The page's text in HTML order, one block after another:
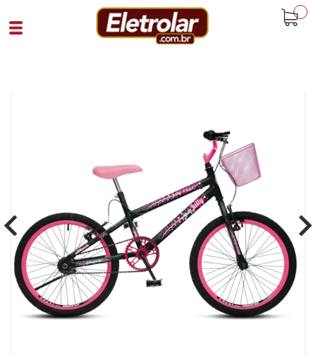
Bicicleta Colli Aro 20 Fem Jully Preto Rosa
SKU 107540|1522|1